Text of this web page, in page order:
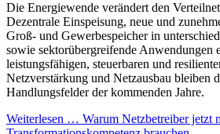
Die Energiewende verändert den
Dezentrale Einspeisung, neue und
Groß- und Gewerbespeicher in
sowie sektorübergreifende Anwendungen
leistungsfähigen, steuerbaren und
Netzverstärkung und Netzausbau bleiben
Handlungsfelder der kommenden Jahre.
Weiterlesen … Warum Netzbetreiber jetzt